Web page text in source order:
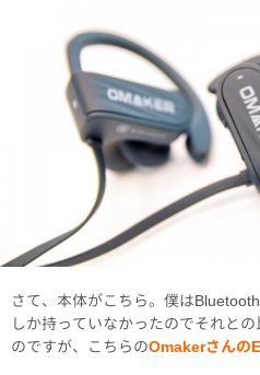
さて、本体がこちら。僕は
しか持っていなかったのでそれと
のですが、こちらのOmakerさんの